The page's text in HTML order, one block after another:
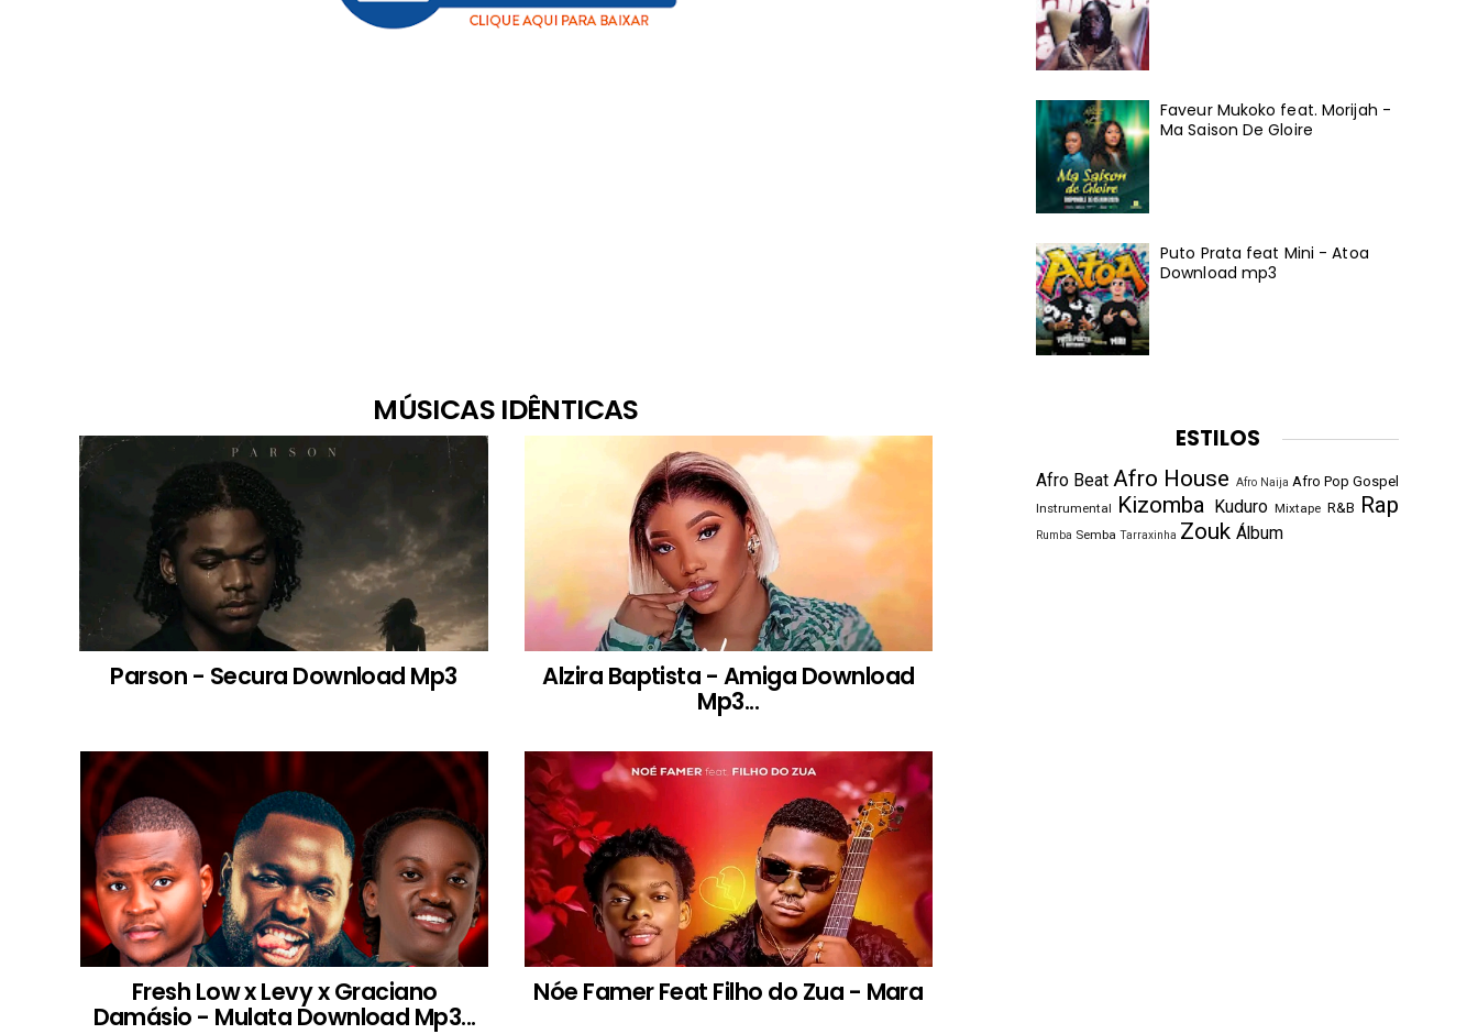
MÚSICAS IDÊNTICAS
Parson - Secura Download Mp3 Alzira Baptista - Amiga Download
Mp3...
Fresh Low x Levy x Graciano
Damásio - Mulata Download Mp3...
Nóe Famer Feat Filho do Zua - Mara
Faveur Mukoko feat. Morijah -
Ma Saison De Gloire
Puto Prata feat Mini - Atoa
Download mp3
ESTILOS
Afro Beat Afro House Afro Naija Afro Pop Gospel
Instrumental Kizomba Kuduro Mixtape R&B Rap
Rumba Semba Tarraxinha Zouk Álbum